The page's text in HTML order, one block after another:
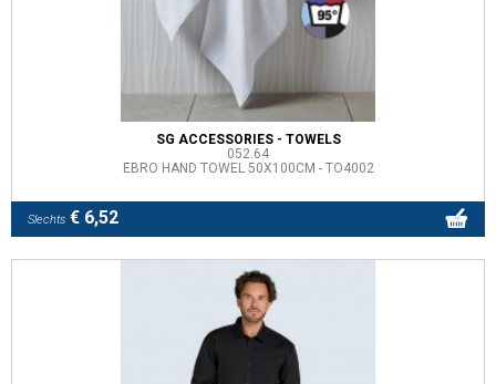
SG ACCESSORIES - TOWELS
052.64
EBRO HAND TOWEL 50X100CM - TO4002
Slechts € 6,52